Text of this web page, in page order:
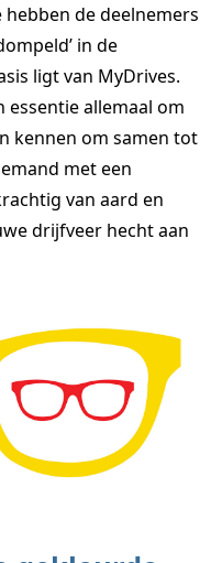
hebben de deelnemers
in de
ligt van MyDrives.
allemaal om
kennen om samen tot
met een
van aard en
drijfveer hecht aan